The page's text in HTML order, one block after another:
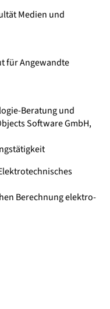
Medien und
für Angewandte
Beratung und
Software GmbH,
elektro-